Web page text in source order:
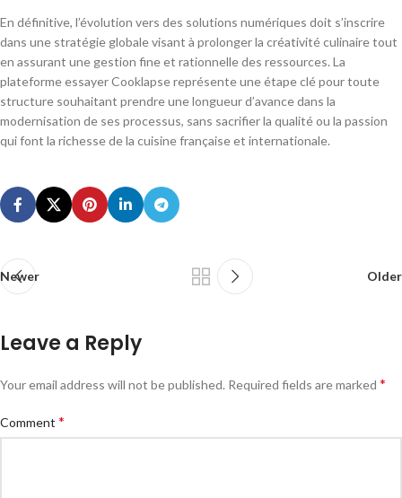
En définitive, l’évolution vers des solutions numériques doit s’inscrire
dans une stratégie globale visant à prolonger la créativité culinaire tout
en assurant une gestion fine et rationnelle des ressources. La
plateforme essayer Cooklapse représente une étape clé pour toute
structure souhaitant prendre une longueur d’avance dans la
modernisation de ses processus, sans sacrifier la qualité ou la passion
qui font la richesse de la cuisine française et internationale.
Newer Older
Leave a Reply
Your email address will not be published. Required fields are marked *
Comment *